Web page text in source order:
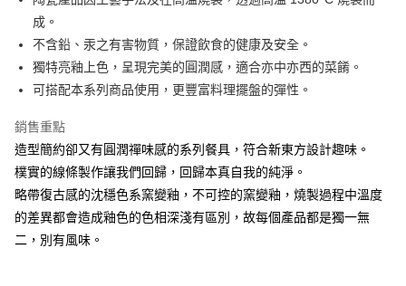
悠遊付
AFTEE先享後付
相關說明
AFTEE先享後付是「在收到商品之後才付款」的支付方式。 讓您購物簡單
便利好安心！
１．簡單：不需註冊會員、不需綁卡、不需儲值。
２．便利：只要手機號碼，簡訊認證，即可結帳。
３．安心：先確認商品／服務後，再付款。
【「AFTEE先享後付」結帳流程】
１．於結帳方式選擇「AFTEE先享後付」後，將跳轉至「AFTEE先享後付」
ATM付款
全家取貨付款
每筆NT$60，滿NT$1,500(含以上)免運費
7-11取貨付款
成。
不含鉛、汞之有害物質，保證飲食的健康及安全。
獨特亮釉上色，呈現完美的圓潤感，適合亦中亦西的菜餚。
可搭配本系列商品使用，更豐富料理擺盤的彈性。
銷售重點
造型簡約卻又有圓潤禪味感的系列餐具，符合新東方設計趣味。
樸實的線條製作讓我們回歸，回歸本真自我的純淨。
略帶復古感的沈穩色系窯變釉，不可控的窯變釉，燒製過程中溫度
的差異都會造成釉色的色相深淺有區別，故每個產品都是獨一無
二，別有風味。